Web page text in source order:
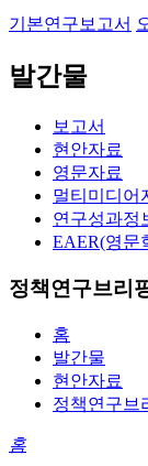
기본연구보고서
발간물
보고서
현안자료
영문자료
멀티미디어
연구성과정
EAER(영문
정책연구브리
홈
발간물
현안자료
정책연구브
홈